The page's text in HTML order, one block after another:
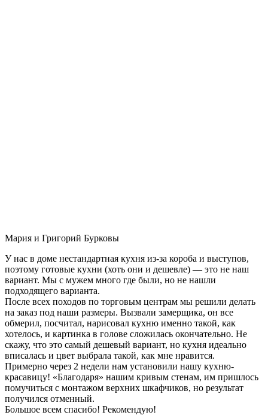
Мария и Григорий Бурковы
У нас в доме нестандартная кухня из-за короба и выступов,
поэтому готовые кухни (хоть они и дешевле) — это не наш
вариант. Мы с мужем много где были, но не нашли
подходящего варианта.
После всех походов по торговым центрам мы решили делать
на заказ под наши размеры. Вызвали замерщика, он все
обмерил, посчитал, нарисовал кухню именно такой, как
хотелось, и картинка в голове сложилась окончательно. Не
скажу, что это самый дешевый вариант, но кухня идеально
вписалась и цвет выбрала такой, как мне нравится.
Примерно через 2 недели нам установили нашу кухню-
красавицу! «Благодаря» нашим кривым стенам, им пришлось
помучиться с монтажом верхних шкафчиков, но результат
получился отменный.
Большое всем спасибо! Рекомендую!